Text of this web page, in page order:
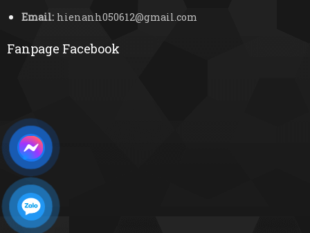
Email:hienanh050612@gmail.com
Fanpage Facebook